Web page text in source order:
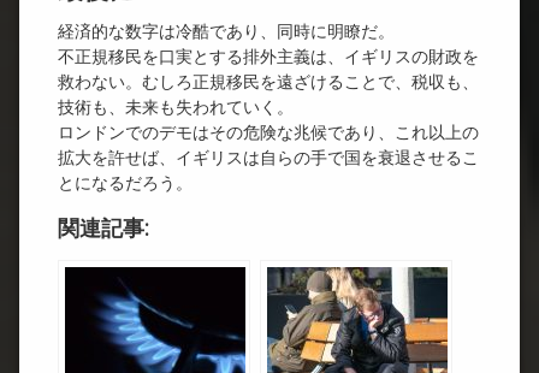
経済的な数字は冷酷であり、同時に明瞭だ。
不正規移民を口実とする排外主義は、イギリスの財政を
救わない。むしろ正規移民を遠ざけることで、税収も、
技術も、未来も失われていく。
ロンドンでのデモはその危険な兆候であり、これ以上の
拡大を許せば、イギリスは自らの手で国を衰退させるこ
とになるだろう。
関連記事: